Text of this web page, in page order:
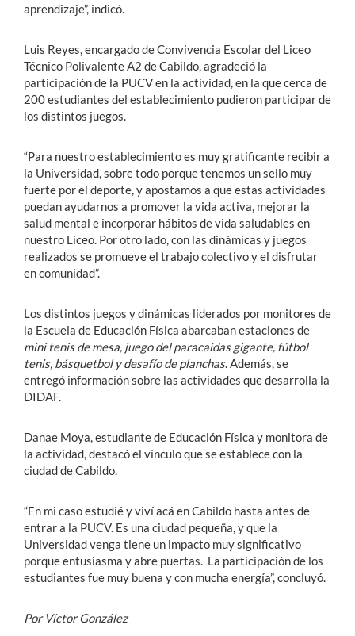
aprendizaje”, indicó.
Luis Reyes, encargado de Convivencia Escolar del Liceo
Técnico Polivalente A2 de Cabildo, agradeció la
participación de la PUCV en la actividad, en la que cerca de
200 estudiantes del establecimiento pudieron participar de
los distintos juegos.
“Para nuestro establecimiento es muy gratificante recibir a
la Universidad, sobre todo porque tenemos un sello muy
fuerte por el deporte, y apostamos a que estas actividades
puedan ayudarnos a promover la vida activa, mejorar la
salud mental e incorporar hábitos de vida saludables en
nuestro Liceo. Por otro lado, con las dinámicas y juegos
realizados se promueve el trabajo colectivo y el disfrutar
en comunidad”.
Los distintos juegos y dinámicas liderados por monitores de
la Escuela de Educación Física abarcaban estaciones de
mini tenis de mesa, juego del paracaídas gigante, fútbol
tenis, básquetbol y desafío de planchas. Además, se
entregó información sobre las actividades que desarrolla la
DIDAF.
Danae Moya, estudiante de Educación Física y monitora de
la actividad, destacó el vínculo que se establece con la
ciudad de Cabildo.
“En mi caso estudié y viví acá en Cabildo hasta antes de
entrar a la PUCV. Es una ciudad pequeña, y que la
Universidad venga tiene un impacto muy significativo
porque entusiasma y abre puertas. La participación de los
estudiantes fue muy buena y con mucha energía”, concluyó.
Por Víctor González